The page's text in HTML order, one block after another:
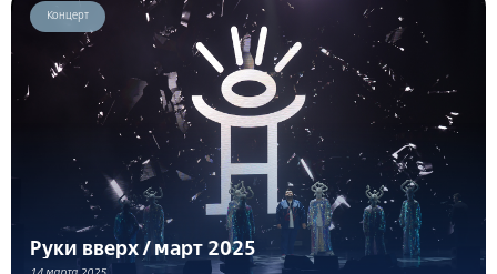
Концерт
Руки вверх / март 2025